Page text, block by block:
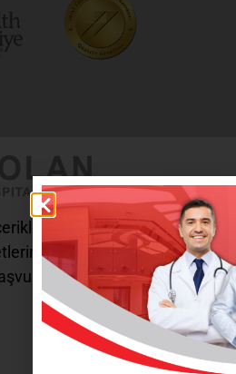
tanı ve tedavi amaçlı
için doktorunuza